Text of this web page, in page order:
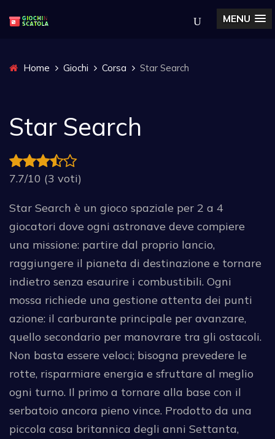
MENU
Home Giochi Corsa Star Search
Star Search
7.7/10 (3 voti)
Star Search è un gioco spaziale per 2 a 4
giocatori dove ogni astronave deve compiere
una missione: partire dal proprio lancio,
raggiungere il pianeta di destinazione e tornare
indietro senza esaurire i combustibili. Ogni
mossa richiede una gestione attenta dei punti
azione: il carburante principale per avanzare,
quello secondario per manovrare tra gli ostacoli.
Non basta essere veloci; bisogna prevedere le
rotte, risparmiare energia e sfruttare al meglio
ogni turno. Il primo a tornare alla base con il
serbatoio ancora pieno vince. Prodotto da una
piccola casa britannica degli anni Settanta,